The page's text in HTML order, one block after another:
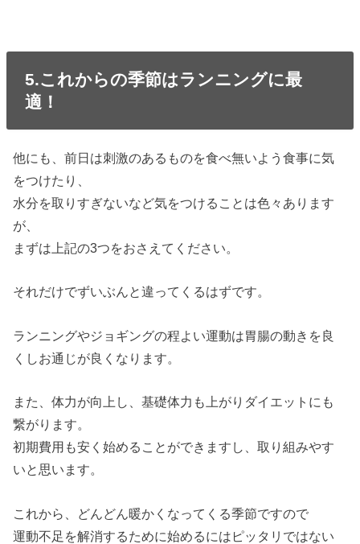
5.これからの季節はランニングに最
適！
他にも、前日は刺激のあるものを食べ無いよう食事に気
をつけたり、
水分を取りすぎないなど気をつけることは色々あります
が、
まずは上記の3つをおさえてください。
それだけでずいぶんと違ってくるはずです。
ランニングやジョギングの程よい運動は胃腸の動きを良
くしお通じが良くなります。
また、体力が向上し、基礎体力も上がりダイエットにも
繋がります。
初期費用も安く始めることができますし、取り組みやす
いと思います。
これから、どんどん暖かくなってくる季節ですので
運動不足を解消するために始めるにはピッタリではない